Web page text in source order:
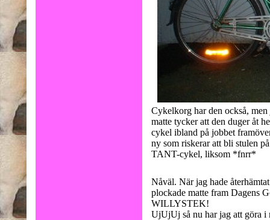
Cykelkorg har den också,
matte tycker att den duger åt
cykel ibland på jobbet
ny som riskerar att bli stulen
TANT-cykel, liksom *fnrr*
Nåväl. När jag hade
plockade matte fram Dagens
WILLYSTEK!
UjUjUj så nu har jag att göra